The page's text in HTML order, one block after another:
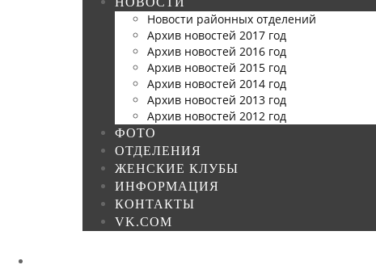
Новости районных отделений
Архив новостей 2017 год
Архив новостей 2016 год
Архив новостей 2015 год
Архив новостей 2014 год
Архив новостей 2013 год
Архив новостей 2012 год
ФОТО
ОТДЕЛЕНИЯ
ЖЕНСКИЕ КЛУБЫ
ИНФОРМАЦИЯ
КОНТАКТЫ
VK.COM